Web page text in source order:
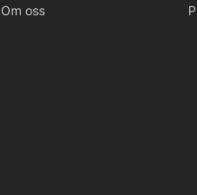
Om oss